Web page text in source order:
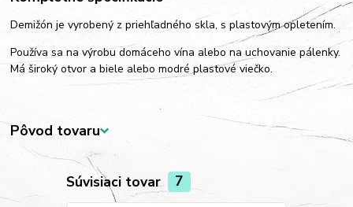
Demižón je vyrobený z priehľadného skla, s plastovým opletením.
Používa sa na výrobu domáceho vína alebo na uchovanie pálenky.
Má široký otvor a biele alebo modré plastové viečko.
Pôvod tovaru
Súvisiaci tovar 7